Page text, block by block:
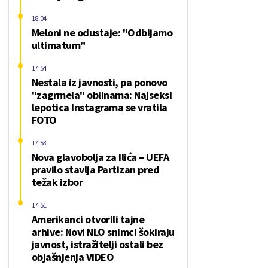
Meloni ne odustaje: "Odbijamo
ultimatum"
18:04
Nestala iz javnosti, pa ponovo
"zagrmela" oblinama: Najseksi
lepotica Instagrama se vratila
FOTO
17:54
Nova glavobolja za Ilića – UEFA
pravilo stavlja Partizan pred
težak izbor
17:53
Amerikanci otvorili tajne
arhive: Novi NLO snimci šokiraju
javnost, istražitelji ostali bez
objašnjenja VIDEO
17:51